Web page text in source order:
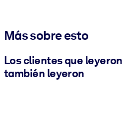
Más sobre esto
Los clientes que
también leyeron